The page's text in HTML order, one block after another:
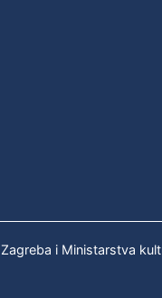
i Ministarstva